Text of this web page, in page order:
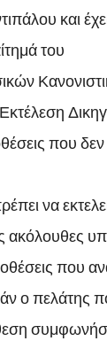
και
του
που
να
ακόλουθες
που
ο πελάτης